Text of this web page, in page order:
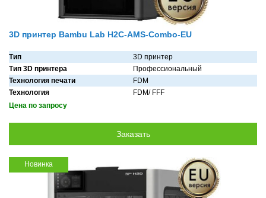
3D принтер Bambu Lab H2C-AMS-Combo-EU
Тип
3D принтер
Тип 3D принтера
Профессиональный
Технология печати
FDM
Технология
FDM/ FFF
Цена по запросу
Новинка